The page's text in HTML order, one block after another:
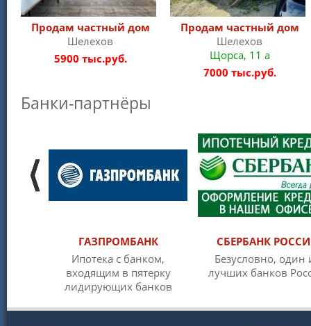
Продам частный дом
Шелехов
5900 тыс.руб.
Продам частный дом
Шелехов
Щорса, 11 а
7000 тыс.руб.
Банки-партнёры
ГАЗПРОМБАНК
Ипотека с банком,
входящим в пятерку
лидирующих банков
СБЕРБАНК
Безусловно, один
лучших банков